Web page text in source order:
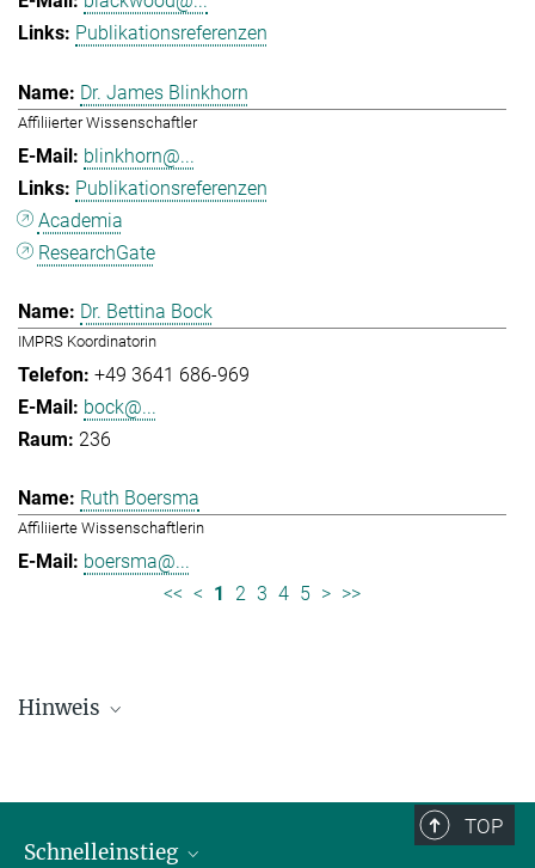
Publikationsreferenzen
Dr. James Blinkhorn
Affiliierter Wissenschaftler
blinkhorn@...
Publikationsreferenzen
Academia
ResearchGate
Dr. Bettina Bock
IMPRS Koordinatorin
+49 3641 686-969
bock@...
236
Ruth Boersma
Affiliierte Wissenschaftlerin
boersma@...
<< < 1 2 3 4 5 > >>
Hinweis
TOP
Schnelleinstieg